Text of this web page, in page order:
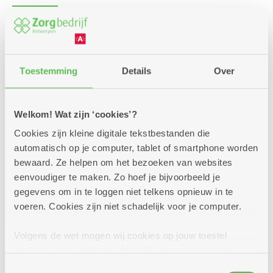
Toestemming Details Over
Welkom! Wat zijn ‘cookies’?
Cookies zijn kleine digitale tekstbestanden die
automatisch op je computer, tablet of smartphone worden
bewaard. Ze helpen om het bezoeken van websites
eenvoudiger te maken. Zo hoef je bijvoorbeeld je
gegevens om in te loggen niet telkens opnieuw in te
voeren. Cookies zijn niet schadelijk voor je computer.
Volgens de wet mogen wij cookies op jouw toestel
Aantal vrije plaatsen: 19
Inschrijven kan nog tot en met: 30-09-2026
Voor iemand anders
Voor mezelf
Contactgegevens
Voornaam*